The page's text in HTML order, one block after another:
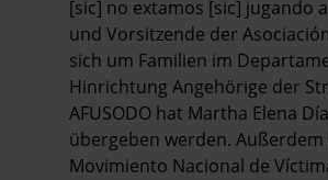
[sic] no extamos [sic] jugando
und Vorsitzende der
sich um Familien im
Hinrichtung Angehörige der
AFUSODO hat Martha Elena
übergeben werden.
Movimiento Nacional de